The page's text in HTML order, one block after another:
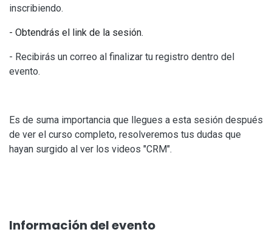
inscribiendo.
- Obtendrás el link de la sesión.
- Recibirás un correo al finalizar tu registro dentro del
evento.
Es de suma importancia que llegues a esta sesión después
de ver el curso completo, resolveremos tus dudas que
hayan surgido al ver los videos "CRM".
Información del evento